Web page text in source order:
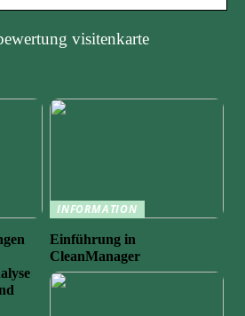
visitenkarte
INFORMATION
Einführung in
CleanManager